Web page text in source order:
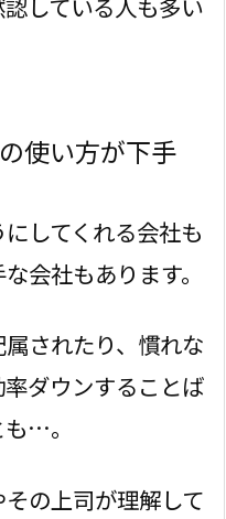
使い方が下手
してくれる会社も
会社もあります。
されたり、慣れな
ダウンすることば
…。
の上司が理解して